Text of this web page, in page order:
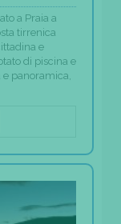
a Praia a
tirrenica
e
di piscina e
panoramica,